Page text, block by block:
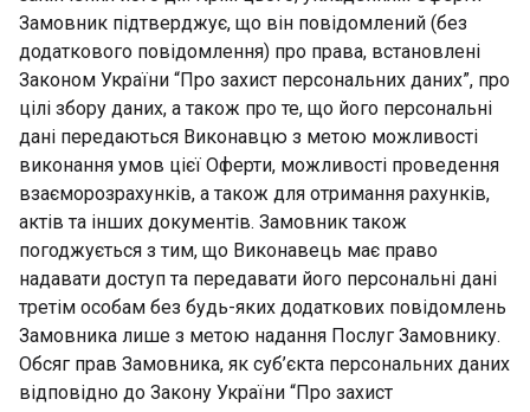
Замовник підтверджує, що він повідомлений (без
додаткового повідомлення) про права, встановлені
Законом України “Про захист персональних даних”, про
цілі збору даних, а також про те, що його персональні
дані передаються Виконавцю з метою можливості
виконання умов цієї Оферти, можливості проведення
взаєморозрахунків, а також для отримання рахунків,
актів та інших документів. Замовник також
погоджується з тим, що Виконавець має право
надавати доступ та передавати його персональні дані
третім особам без будь-яких додаткових повідомлень
Замовника лише з метою надання Послуг Замовнику.
Обсяг прав Замовника, як суб’єкта персональних даних
відповідно до Закону України “Про захист